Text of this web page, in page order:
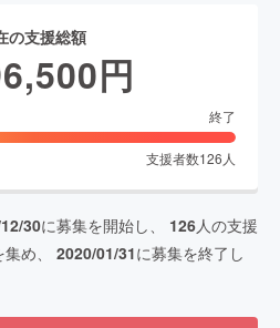
の支援総額
円
終了
支援者数126 人
30に募集を開始し、 126人の支援
め、 2020/01/31に募集を終了し